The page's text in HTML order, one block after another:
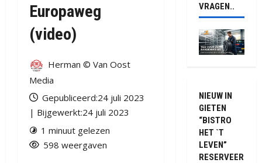
Europaweg
(video)
Herman © Van Oost
Media
Gepubliceerd:24 juli 2023
| Bijgewerkt:24 juli 2023
1 minuut gelezen
598 weergaven
VRAGEN..
NIEUW IN
GIETEN
“BISTRO
HET `T
LEVEN”
RESERVEER